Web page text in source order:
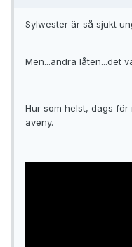
Sylwester är så sjukt
Men...andra låten...det
Hur som helst, dags
aveny.